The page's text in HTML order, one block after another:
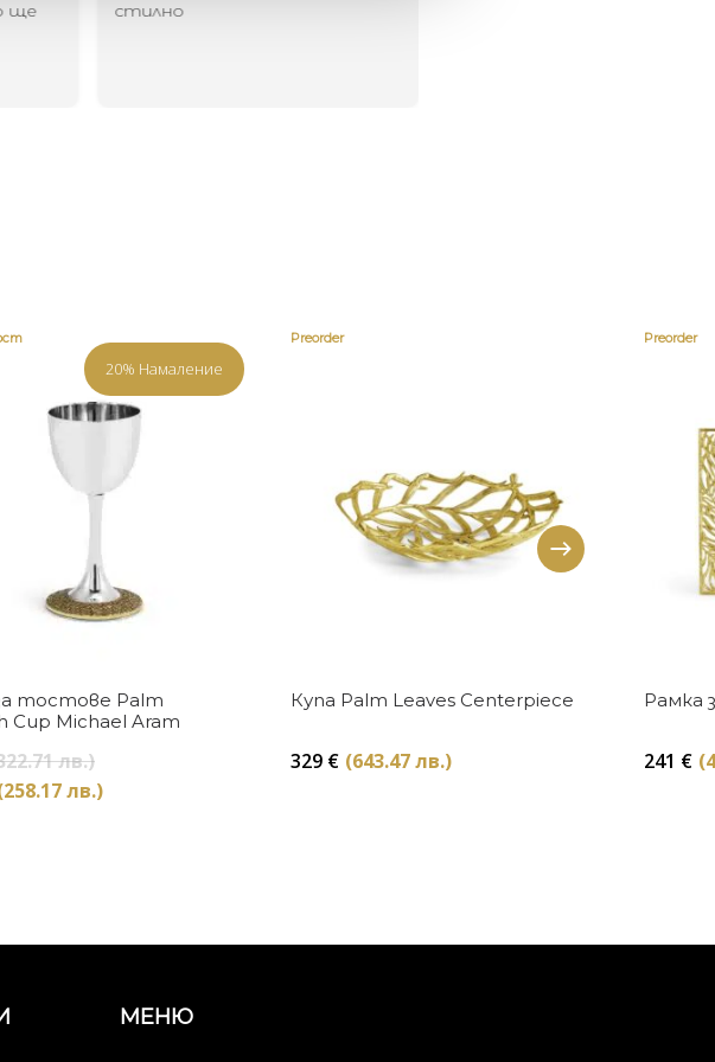
ще
стилно
20% Намаление
Купи
тостове Palm
Cup Michael Aram
лв.)Original
price
лв.)Текущата
Preorder
Купи
Купа Palm Leaves Centerpiece
329 € (643.47 лв.)
Preorder
Рамка
241 €
МЕНЮ